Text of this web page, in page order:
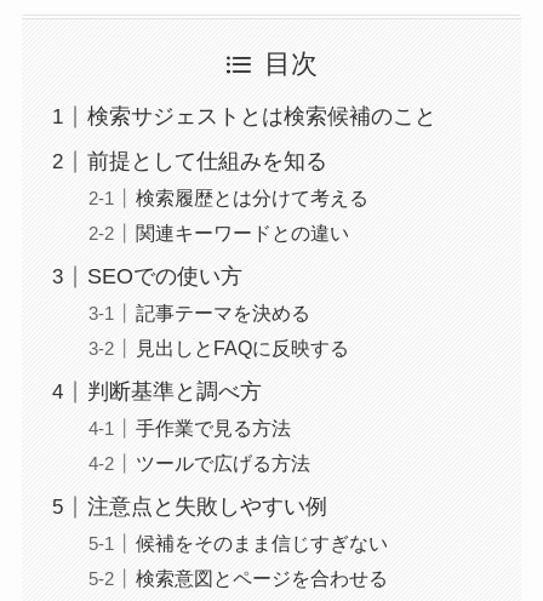
目次
検索サジェストとは検索候補のこと
前提として仕組みを知る
検索履歴とは分けて考える
関連キーワードとの違い
SEOでの使い方
記事テーマを決める
見出しとFAQに反映する
判断基準と調べ方
手作業で見る方法
ツールで広げる方法
注意点と失敗しやすい例
候補をそのまま信じすぎない
検索意図とページを合わせる